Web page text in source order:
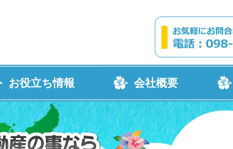
お役立ち情報 会社概要